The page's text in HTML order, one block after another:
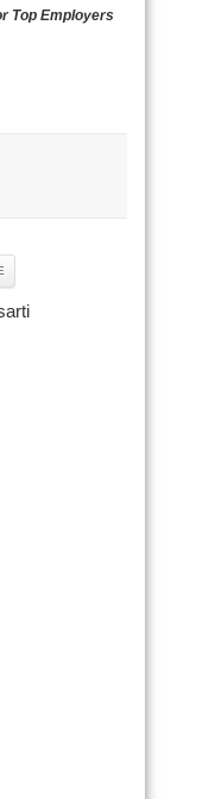
Top Employers